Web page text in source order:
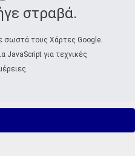
στραβά.
τους Χάρτες Google.
JavaScript για τεχνικές